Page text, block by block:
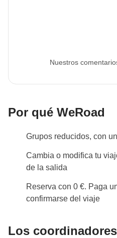
Nuestros
Por qué WeRoad
Grupos reducidos, con
Cambia o modifica tu
de la salida
Reserva con 0 €. Paga
confirmarse del viaje
Los